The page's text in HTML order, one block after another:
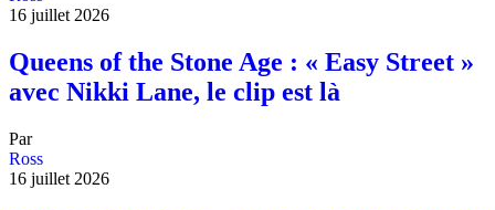
16 juillet 2026
Queens of the Stone Age : « Easy Street »
avec Nikki Lane, le clip est là
Par
Ross
16 juillet 2026